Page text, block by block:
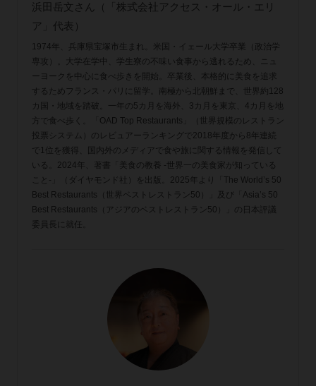
浜田岳文さん（「株式会社アクセス・オール・エリ
ア」代表）
1974年、兵庫県宝塚市生まれ。米国・イェール大学卒業（政治学
専攻）。大学在学中、学生寮の不味い食事から逃れるため、ニュ
ーヨークを中心に食べ歩きを開始。卒業後、本格的に美食を追求
するためフランス・パリに留学。南極から北朝鮮まで、世界約128
カ国・地域を踏破。一年の5カ月を海外、3カ月を東京、4カ月を地
方で食べ歩く。「OAD Top Restaurants」（世界規模のレストラン
投票システム）のレビュアーランキングで2018年度から8年連続
で1位を獲得、国内外のメディアで食や旅に関する情報を発信して
いる。2024年、著書「美食の教養 -世界一の美食家が知っている
こと-」（ダイヤモンド社）を出版。2025年より「The World’s 50
Best Restaurants（世界ベストレストラン50）」及び「Asia’s 50
Best Restaurants（アジアのベストレストラン50）」の日本評議
委員長に就任。